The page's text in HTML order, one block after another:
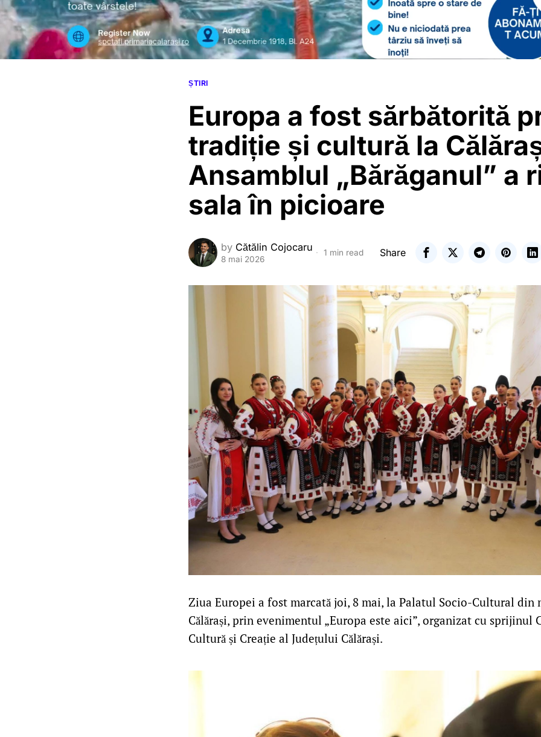
ȘTIRI
Europa a fost sărbătorită
tradiție și cultură la
Ansamblul „Bărăganul” a
sala în picioare
by Cătălin Cojocaru
8 mai 2026
1 min read Share
Ziua Europei a fost marcată joi, 8 mai, la Palatul Socio-Cultural
Călărași, prin evenimentul „Europa este aici”, organizat cu sprijinul
Cultură și Creație al Județului Călărași.